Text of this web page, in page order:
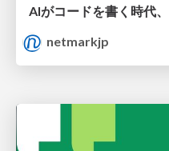
netmarkjp